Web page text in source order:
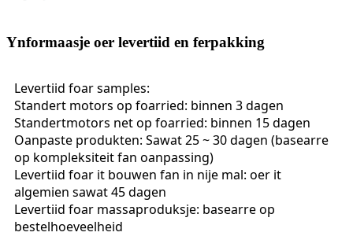
Ynformaasje oer levertiid en ferpakking
Levertiid foar samples:
Standert motors op foarried: binnen 3 dagen
Standertmotors net op foarried: binnen 15 dagen
Oanpaste produkten: Sawat 25 ~ 30 dagen (basearre
op kompleksiteit fan oanpassing)
Levertiid foar it bouwen fan in nije mal: oer it
algemien sawat 45 dagen
Levertiid foar massaproduksje: basearre op
bestelhoeveelheid